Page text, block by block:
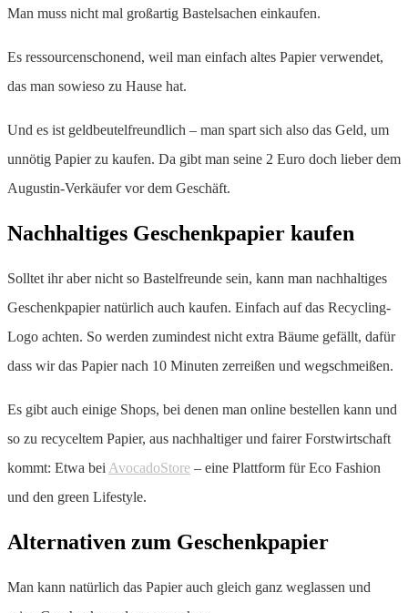
Man muss nicht mal großartig Bastelsachen einkaufen.
Es ressourcenschonend, weil man einfach altes Papier verwendet,
das man sowieso zu Hause hat.
Und es ist geldbeutelfreundlich – man spart sich also das Geld, um
unnötig Papier zu kaufen. Da gibt man seine 2 Euro doch lieber dem
Augustin-Verkäufer vor dem Geschäft.
Nachhaltiges Geschenkpapier kaufen
Solltet ihr aber nicht so Bastelfreunde sein, kann man nachhaltiges
Geschenkpapier natürlich auch kaufen. Einfach auf das Recycling-
Logo achten. So werden zumindest nicht extra Bäume gefällt, dafür
dass wir das Papier nach 10 Minuten zerreißen und wegschmeißen.
Es gibt auch einige Shops, bei denen man online bestellen kann und
so zu recyceltem Papier, aus nachhaltiger und fairer Forstwirtschaft
kommt: Etwa bei AvocadoStore – eine Plattform für Eco Fashion
und den green Lifestyle.
Alternativen zum Geschenkpapier
Man kann natürlich das Papier auch gleich ganz weglassen und